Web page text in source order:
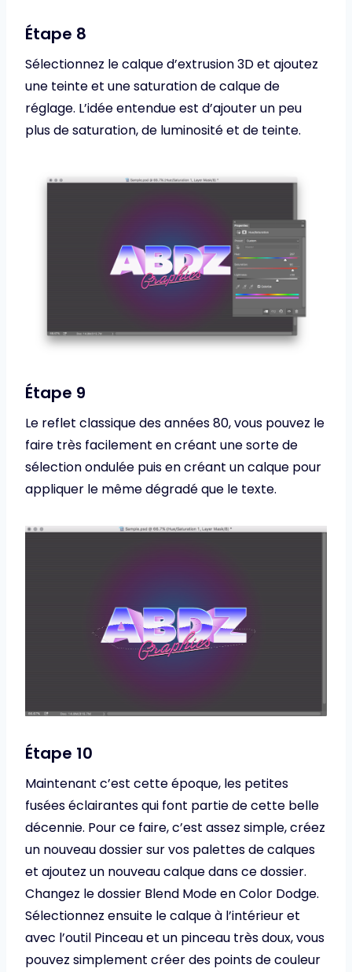
Étape 8
Sélectionnez le calque d’extrusion 3D et ajoutez
une teinte et une saturation de calque de
réglage. L’idée entendue est d’ajouter un peu
plus de saturation, de luminosité et de teinte.
Étape 9
Le reflet classique des années 80, vous pouvez le
faire très facilement en créant une sorte de
sélection ondulée puis en créant un calque pour
appliquer le même dégradé que le texte.
Étape 10
Maintenant c’est cette époque, les petites
fusées éclairantes qui font partie de cette belle
décennie. Pour ce faire, c’est assez simple, créez
un nouveau dossier sur vos palettes de calques
et ajoutez un nouveau calque dans ce dossier.
Changez le dossier Blend Mode en Color Dodge.
Sélectionnez ensuite le calque à l’intérieur et
avec l’outil Pinceau et un pinceau très doux, vous
pouvez simplement créer des points de couleur